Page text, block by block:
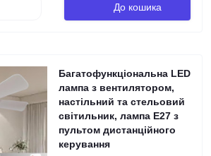
До кошика
Багатофункціональна LED
лампа з вентилятором,
настільний та стельовий
світильник, лампа E27 з
пультом дистанційного
керування